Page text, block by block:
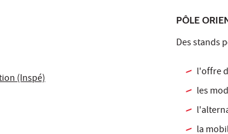
(Inspé)
PÔLE
Des stands
l'offre
les
la